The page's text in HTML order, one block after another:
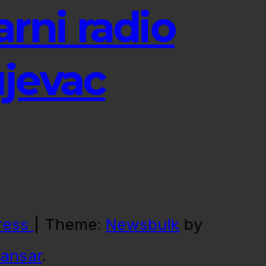
radio
Theme: Newsbulk by
.